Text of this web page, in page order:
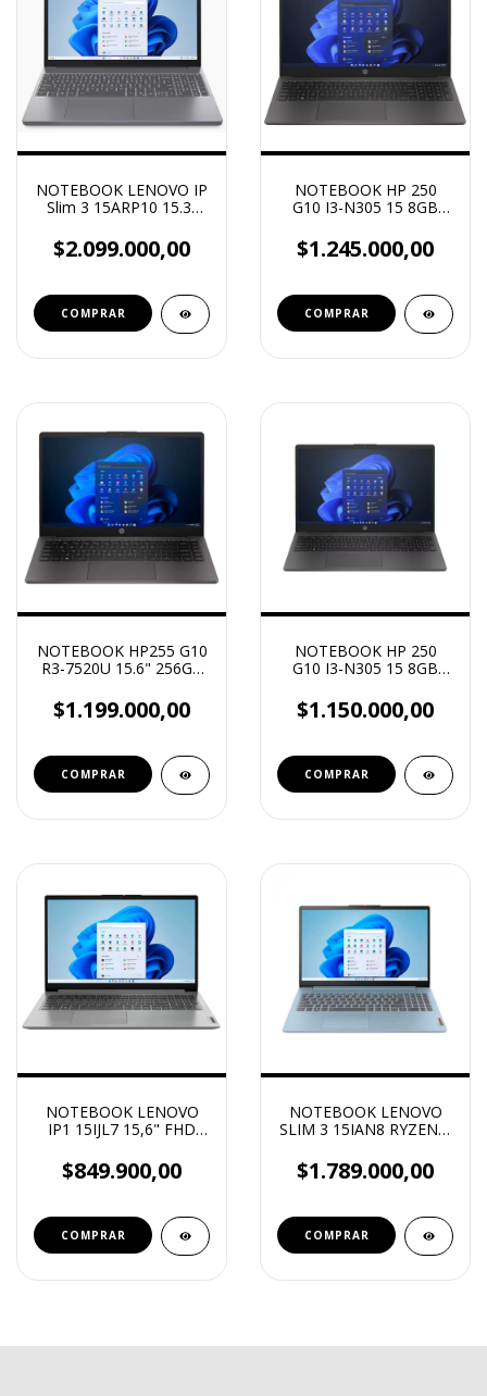
NOTEBOOK LENOVO IP
Slim 3 15ARP10 15.3"
7735HS 16GB
(8GB+8GB) 4800MHZ
$2.099.000,00
NOTEBOOK HP 250
G10 I3-N305 15 8GB
$1.245.000,00
NOTEBOOK HP255 G10
R3-7520U 15.6" 256GB
$1.199.000,00
NOTEBOOK HP 250
G10 I3-N305 15 8GB
$1.150.000,00
NOTEBOOK LENOVO
IP1 15IJL7 15,6" FHD
4GB 128GB W11
$849.900,00
NOTEBOOK LENOVO
SLIM 3 15IAN8 RYZEN 5
$1.789.000,00
COMPRAR